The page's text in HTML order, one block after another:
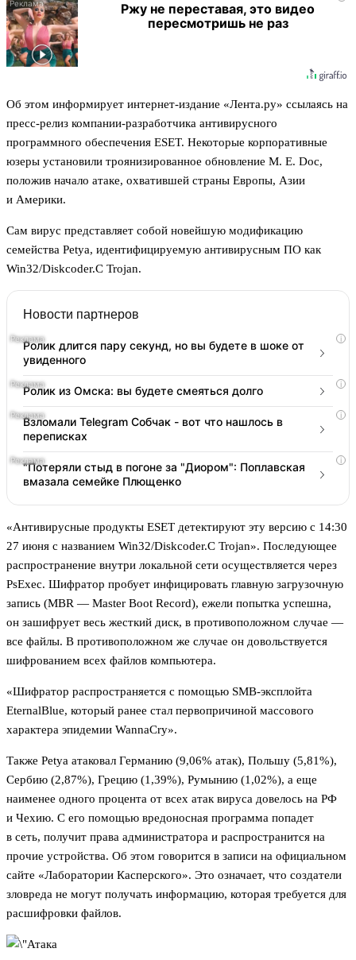
Ржу не переставая, это видео
пересмотришь не раз
Об этом информирует интернет-издание «Лента.ру» ссылаясь на
пресс-релиз компании-разработчика антивирусного
программного обеспечения ESET. Некоторые корпоративные
юзеры установили троянизированное обновление M. E. Doc,
положив начало атаке, охватившей страны Европы, Азии
и Америки.
Сам вирус представляет собой новейшую модификацию
семейства Petya, идентифицируемую антивирусным ПО как
Win32/Diskcoder.C Trojan.
Новости партнеров
i
Ролик длится пару секунд, но вы будете в шоке от
увиденного
i
Ролик из Омска: вы будете смеяться долго
i
Взломали Telegram Собчак - вот что нашлось в
переписках
i
"Потеряли стыд в погоне за "Диором": Поплавская
вмазала семейке Плющенко
«Антивирусные продукты ESET детектируют эту версию с 14:30
27 июня с названием Win32/Diskcoder.C Trojan». Последующее
распространение внутри локальной сети осуществляется через
PsExec. Шифратор пробует инфицировать главную загрузочную
запись (MBR — Master Boot Record), ежели попытка успешна,
он зашифрует весь жесткий диск, в противоположном случае —
все файлы. В противоположном же случае он довольствуется
шифрованием всех файлов компьютера.
«Шифратор распространяется с помощью SMB-эксплойта
EternalBlue, который ранее стал первопричиной массового
характера эпидемии WannaCry».
Также Petya атаковал Германию (9,06% атак), Польшу (5,81%),
Сербию (2,87%), Грецию (1,39%), Румынию (1,02%), а еще
наименее одного процента от всех атак вируса довелось на РФ
и Чехию. С его помощью вредоносная программа попадет
в сеть, получит права администратора и распространится на
прочие устройства. Об этом говорится в записи на официальном
сайте «Лаборатории Касперского». Это означает, что создатели
зловреда не могут получать информацию, которая требуется для
расшифровки файлов.